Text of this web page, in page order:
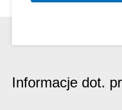
Informacje dot.